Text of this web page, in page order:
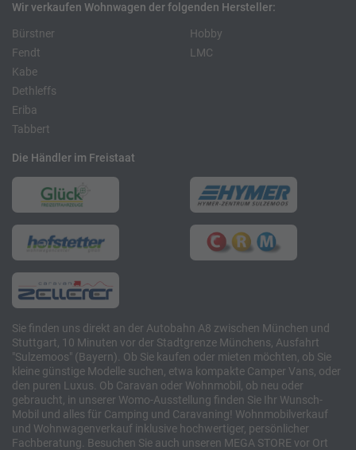
Wir verkaufen Wohnwagen der folgenden Hersteller:
Bürstner
Fendt
Kabe
Hobby
LMC
Dethleffs
Eriba
Tabbert
Die Händler im Freistaat
Sie finden uns direkt an der Autobahn A8 zwischen München und
Stuttgart, 10 Minuten vor der Stadtgrenze Münchens, Ausfahrt
"Sulzemoos" (Bayern). Ob Sie kaufen oder mieten möchten, ob Sie
kleine günstige Modelle suchen, etwa kompakte Camper Vans, oder
den puren Luxus. Ob Caravan oder Wohnmobil, ob neu oder
gebraucht, in unserer Womo-Ausstellung finden Sie Ihr Wunsch-
Mobil und alles für Camping und Caravaning! Wohnmobilverkauf
und Wohnwagenverkauf inklusive hochwertiger, persönlicher
Fachberatung. Besuchen Sie auch unseren MEGA STORE vor Ort